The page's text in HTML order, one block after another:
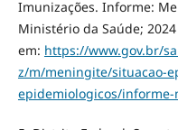
Imunizações. Informe:
Ministério da Saúde;
em: https://www.gov.br/
z/m/meningite/situacao-
epidemiologicos/